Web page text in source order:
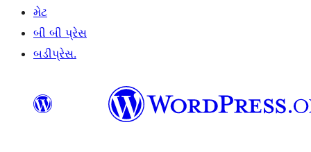
મેટ
બી બી પ્રેસ
બડીપ્રેસ.